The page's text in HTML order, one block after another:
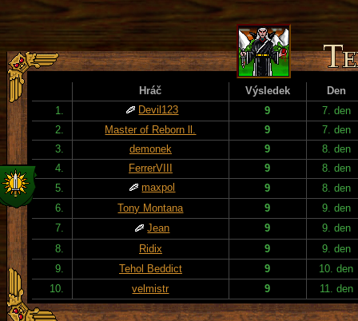
Hráč Výsledek
Den
1.
Devil123 9
7. den
2.
Master of Reborn ll. 9
7. den
3.
demonek 9
8. den
4.
FerrerVIII 9
8. den
5.
maxpol 9
8. den
6.
Tony Montana 9
9. den
7.
Jean 9
9. den
8.
Ridix 9
9. den
9.
Tehol Beddict 9
10. den
10.
velmistr 9 11. den